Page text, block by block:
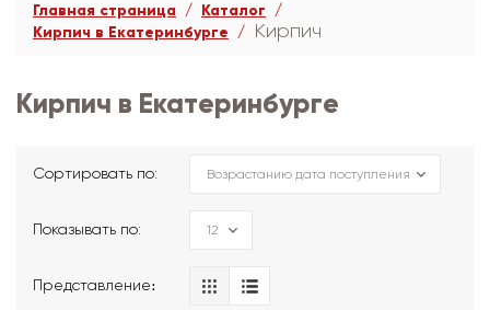
Главная страница
Каталог
Кирпич в Екатеринбурге
Кирпич
Кирпич в Екатеринбурге
Сортировать по:
Показывать по:
Представление։